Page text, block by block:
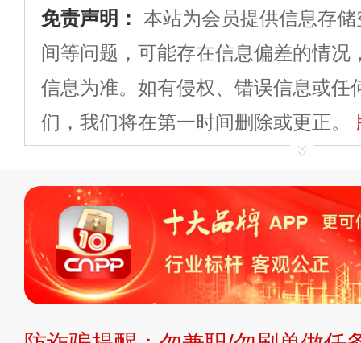
免责声明： 本站为会员提供信息存
间等问题，可能存在信息偏差的情况
信息为准。如有侵权、错误信息或任
们，我们将在第一时间删除或更正。
平台自有内容（文字
标、LOGO 等）知识产权归本站所
复制、转载、商用。本站不生产产
不代理、不招商、不提供中介服务。
持投资购买的观点或意见，页面信息